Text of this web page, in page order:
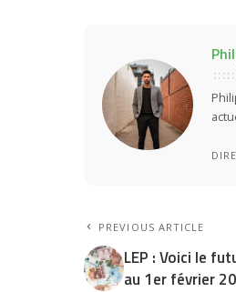
PREVIOUS ARTICLE
LEP : Voici le
au 1er février